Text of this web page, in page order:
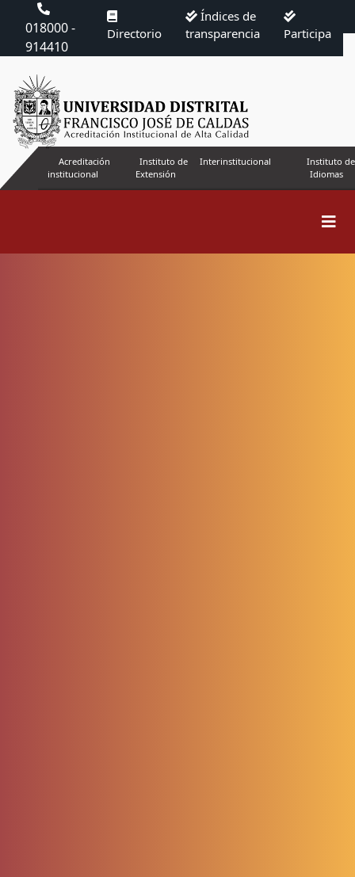
018000 -
914410
Directorio
Índices de
transparencia
Participa
Acreditación
institucional
Instituto de
Extensión
Interinstitucional
Instituto de
Idiomas